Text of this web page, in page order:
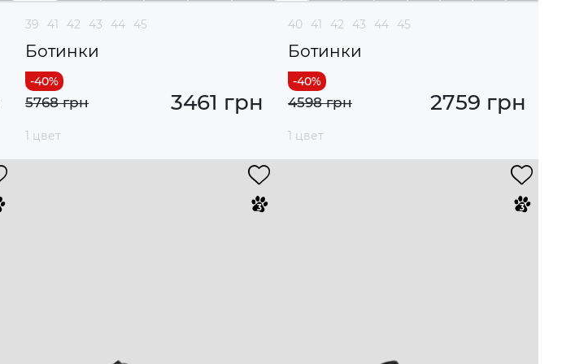
39 41 42 43 44 45
Ботинки
3461 грн
5768 грн
1 цвет
40 41 42 43 44 45
Ботинки
2759 грн
4598 грн
1 цвет